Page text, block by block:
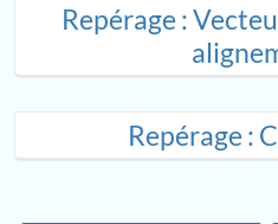
Repérage :
Repérage :